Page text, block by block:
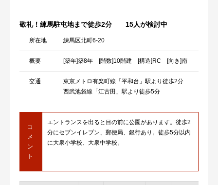
敬礼！練馬駐屯地まで徒歩2分 15人が検討中
所在地 練馬区北町6-20
概要 [築年]築8年 [階数]10階建 [構造]RC [向き]南
交通
東京メトロ有楽町線「平和台」駅より徒歩2分
西武池袋線「江古田」駅より徒歩5分
コ
メ
ン
ト
エントランスを出ると目の前に公園があります。徒歩2
分にセブンイレブン、郵便局、銀行あり。徒歩5分以内
に大泉小学校、大泉中学校。